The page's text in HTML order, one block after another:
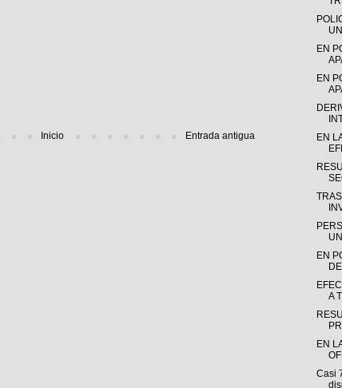
Entrada antigua
Inicio
EN
EN
EN
EN
A
EN
Casi